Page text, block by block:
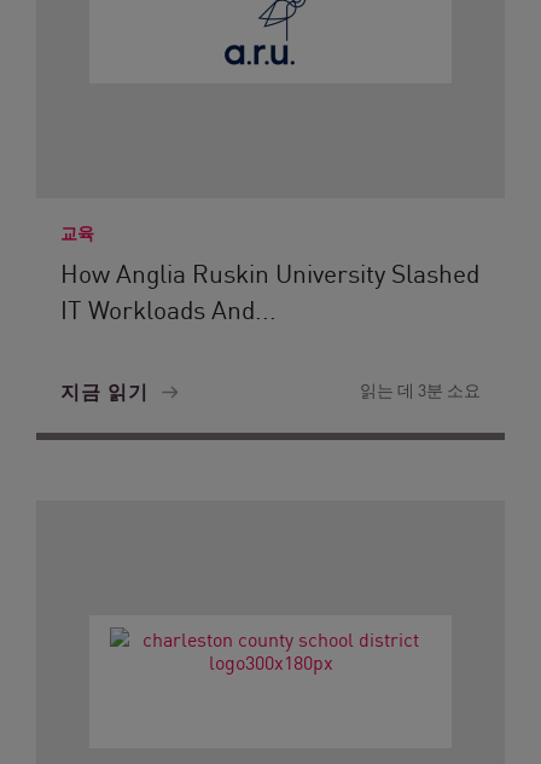
교육
How Anglia Ruskin University Slashed
IT Workloads And...
지금 읽기 읽는 데 3분 소요